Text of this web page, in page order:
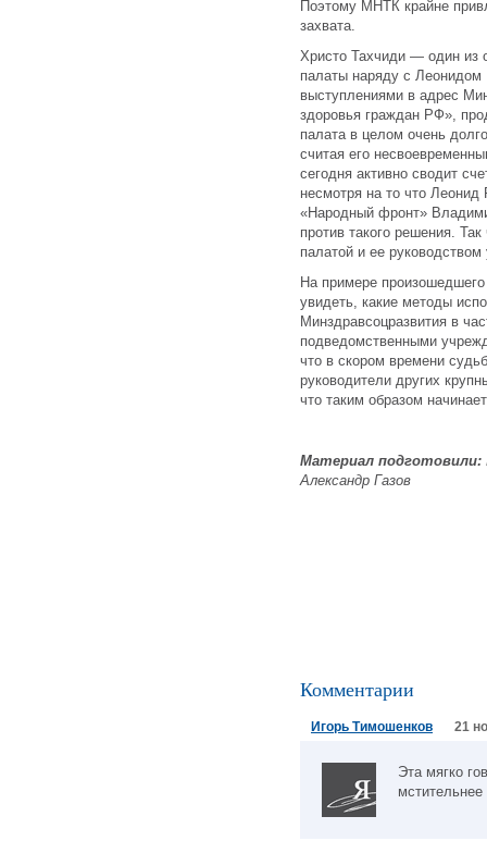
Поэтому МНТК крайне
захвата.
Христо Тахчиди — один из
палаты наряду с
выступлениями в адрес
здоровья граждан РФ»,
палата в целом очень
считая его
сегодня активно сводит
несмотря на то что
«Народный фронт»
против такого решения.
палатой и ее
На примере
увидеть, какие методы
Минздравсоцразвития в
подведомственными
что в скором времени
руководители других
что таким образом
Материал подготовили:
Александр Газов
Комментарии
Игорь Тимошенков 21
Эта мягко